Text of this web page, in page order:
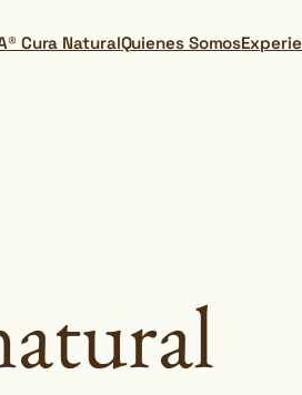
Cura NaturalQuienes Somos